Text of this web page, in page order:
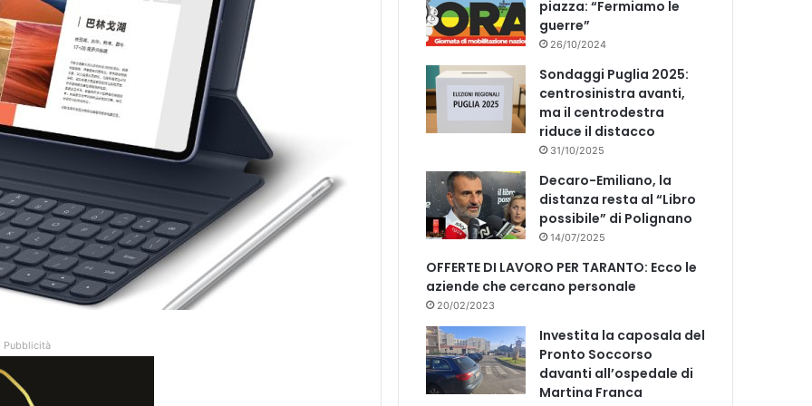
Pubblicità
piazza: “Fermiamo le
guerre”
26/10/2024
Sondaggi Puglia 2025:
centrosinistra avanti,
ma il centrodestra
riduce il distacco
31/10/2025
Decaro-Emiliano, la
distanza resta al “Libro
possibile” di Polignano
14/07/2025
OFFERTE DI LAVORO PER TARANTO: Ecco le
aziende che cercano personale
20/02/2023
Investita la caposala del
Pronto Soccorso
davanti all’ospedale di
Martina Franca